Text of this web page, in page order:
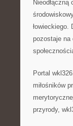
pozostaje na
Portal
miłośników
przyrody,